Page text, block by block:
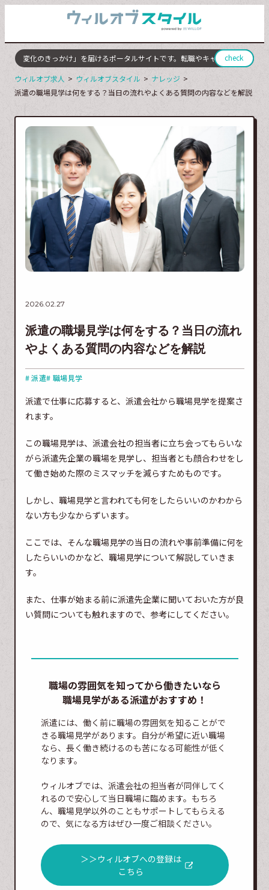
変化のきっかけ」を届けるポータルサイトです。転職やキャリアチェンジに
check
ウィルオブ求人 ウィルオブスタイル
ナレッジ
派遣の職場見学は何をする？当日の流れやよくある質問の内容などを解説
2026.02.27
派遣の職場見学は何をする？当日の流れ
やよくある質問の内容などを解説
# 派遣# 職場見学
派遣で仕事に応募すると、派遣会社から職場見学を提案さ
れます。
この職場見学は、派遣会社の担当者に立ち会ってもらいな
がら派遣先企業の職場を見学し、担当者とも顔合わせをし
て働き始めた際のミスマッチを減らすためものです。
しかし、職場見学と言われても何をしたらいいのかわから
ない方も少なからずいます。
ここでは、そんな職場見学の当日の流れや事前準備に何を
したらいいのかなど、職場見学について解説していきま
す。
また、仕事が始まる前に派遣先企業に聞いておいた方が良
い質問についても触れますので、参考にしてください。
職場の雰囲気を知ってから働きたいなら
職場見学がある派遣がおすすめ！
派遣には、働く前に職場の雰囲気を知ることがで
きる職場見学があります。自分が希望に近い職場
なら、長く働き続けるのも苦になる可能性が低く
なります。
ウィルオブでは、派遣会社の担当者が同伴してく
れるので安心して当日職場に臨めます。もちろ
ん、職場見学以外のこともサポートしてもらえる
ので、気になる方はぜひ一度ご相談ください。
＞＞ウィルオブへの登録は
こちら